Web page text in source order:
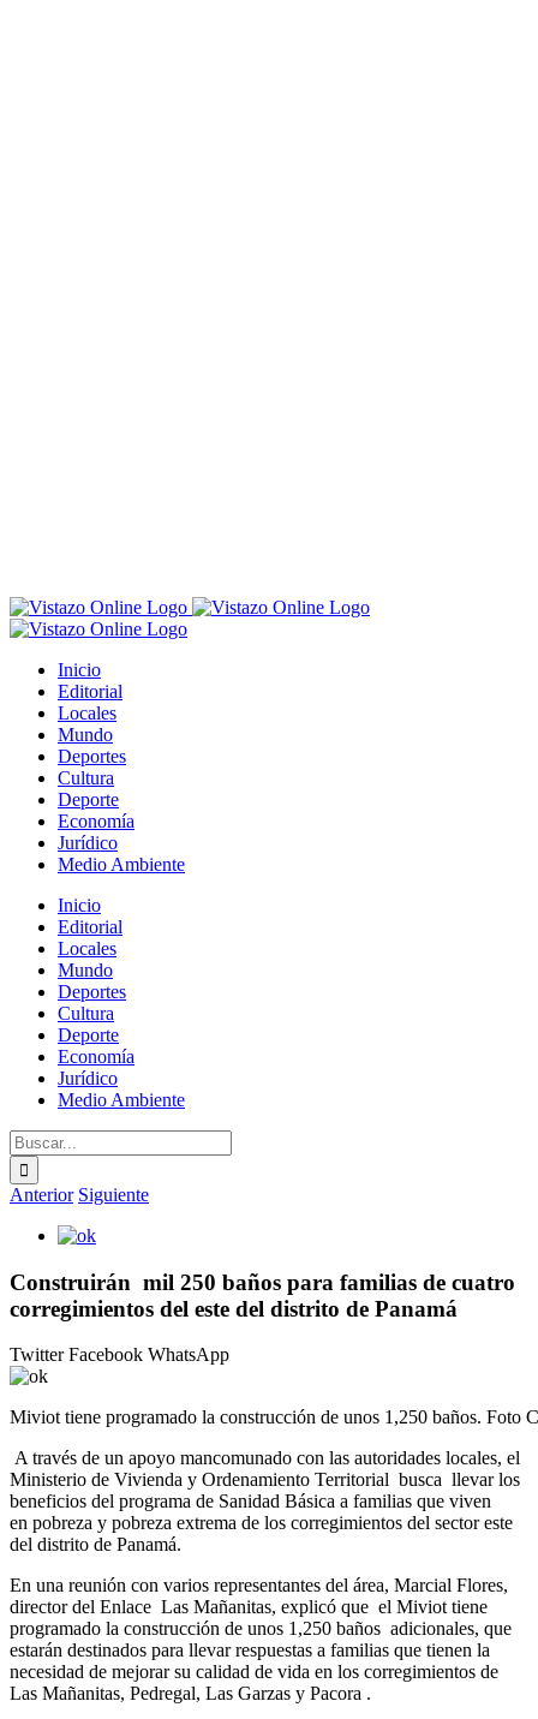
Inicio
Editorial
Locales
Mundo
Deportes
Cultura
Deporte
Economía
Jurídico
Medio Ambiente
Inicio
Editorial
Locales
Mundo
Deportes
Cultura
Deporte
Economía
Jurídico
Medio Ambiente
Buscar:
Anterior Siguiente
Ver
más
grande
Construirán mil 250 baños para familias de cuatro
corregimientos del este del distrito de Panamá
TwitterFacebook WhatsApp
Miviot tiene programado la construcción de unos 1,250 baños. Foto
A través de un apoyo mancomunado con las autoridades locales, el
Ministerio de Vivienda y Ordenamiento Territorial busca llevar los
beneficios del programa de Sanidad Básica a familias que viven
en pobreza y pobreza extrema de los corregimientos del sector este
del distrito de Panamá.
En una reunión con varios representantes del área, Marcial Flores,
director del Enlace Las Mañanitas, explicó que el Miviot tiene
programado la construcción de unos 1,250 baños adicionales, que
estarán destinados para llevar respuestas a familias que tienen la
necesidad de mejorar su calidad de vida en los corregimientos de
Las Mañanitas, Pedregal, Las Garzas y Pacora .